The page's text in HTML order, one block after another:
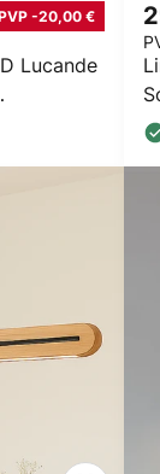
Lucande
-20,00 €